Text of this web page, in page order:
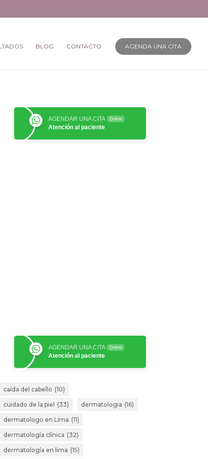
BLOG CONTACTO AGENDA UNA CITA
AGENDAR UNA CITA Online
Atención al paciente
AGENDAR UNA CITA Online
Atención al paciente
caída del cabello (10)
cuidado de la piel (33) dermatologia (16)
dermatologo en Lima (11)
dermatología clínica (32)
dermatología en lima (15)